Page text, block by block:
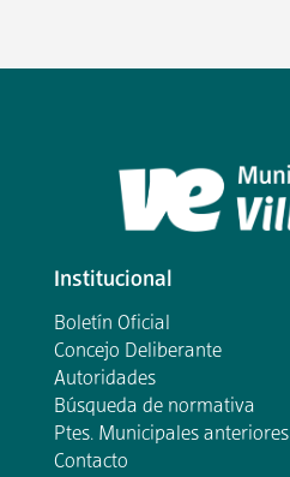
Institucional
Boletín Oficial
Concejo Deliberante
Autoridades
Búsqueda de normativa
Ptes. Municipales anteriores
Contacto